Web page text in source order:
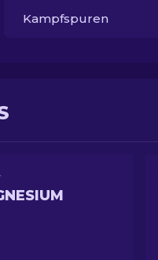
Kampfspuren